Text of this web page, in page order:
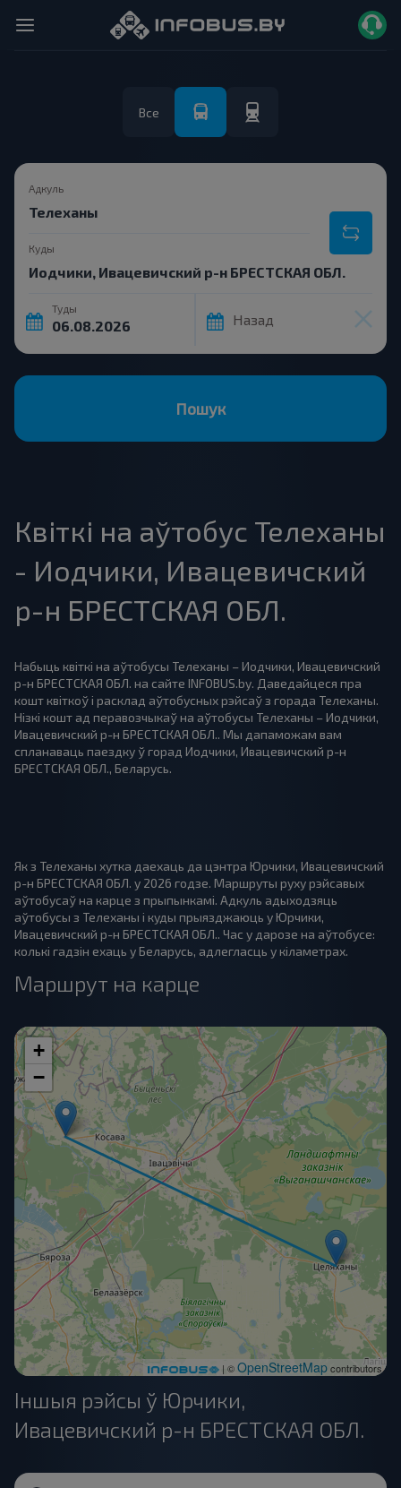
Все
Адкуль
Куды
Туды
Назад
Пошук
Квіткі на аўтобус Телеханы
- Иодчики, Ивацевичский
р-н БРЕСТСКАЯ ОБЛ.
Набыць квіткі на аўтобусы Телеханы – Иодчики, Ивацевичский
р-н БРЕСТСКАЯ ОБЛ. на сайте INFOBUS.by. Даведайцеся пра
кошт квіткоў і расклад аўтобусных рэйсаў з горада Телеханы.
Нізкі кошт ад перавозчыкаў на аўтобусы Телеханы – Иодчики,
Ивацевичский р-н БРЕСТСКАЯ ОБЛ.. Мы дапаможам вам
спланаваць паездку ў горад Иодчики, Ивацевичский р-н
БРЕСТСКАЯ ОБЛ., Беларусь.
Як з Телеханы хутка даехаць да цэнтра Юрчики, Ивацевичский
р-н БРЕСТСКАЯ ОБЛ. у 2026 годзе. Маршруты руху рэйсавых
аўтобусаў на карце з прыпынкамі. Адкуль адыходзяць
аўтобусы з Телеханы і куды прыязджаюць у Юрчики,
Ивацевичский р-н БРЕСТСКАЯ ОБЛ.. Час у дарозе на аўтобусе:
колькі гадзін ехаць у Беларусь, адлегласць у кіламетрах.
Маршрут на карце
+
−
| ©OpenStreetMapcontributors
Іншыя рэйсы ў Юрчики,
Ивацевичский р-н БРЕСТСКАЯ ОБЛ.